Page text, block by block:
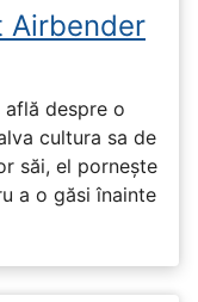
Airbender
află despre o
cultura sa de
săi, el pornește
a o găsi înainte